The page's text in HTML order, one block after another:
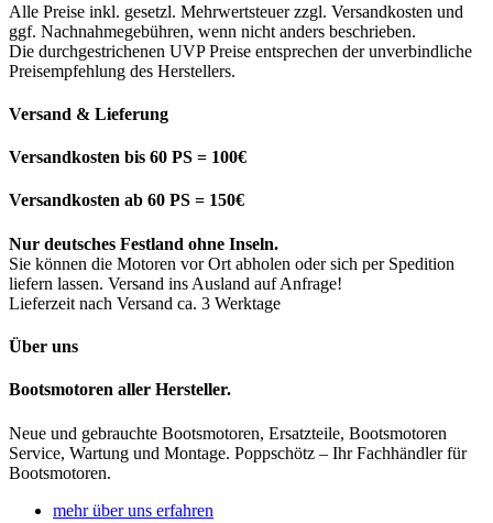
Alle Preise inkl. gesetzl. Mehrwertsteuer zzgl. Versandkosten und
ggf. Nachnahmegebühren, wenn nicht anders beschrieben.
Die durchgestrichenen UVP Preise entsprechen der unverbindliche
Preisempfehlung des Herstellers.
Versand & Lieferung
Versandkosten bis 60 PS = 100€
Versandkosten ab 60 PS = 150€
Nur deutsches Festland ohne Inseln.
Sie können die Motoren vor Ort abholen oder sich per Spedition
liefern lassen. Versand ins Ausland auf Anfrage!
Lieferzeit nach Versand ca. 3 Werktage
Über uns
Bootsmotoren aller Hersteller.
Neue und gebrauchte Bootsmotoren, Ersatzteile, Bootsmotoren
Service, Wartung und Montage. Poppschötz – Ihr Fachhändler für
Bootsmotoren.
mehr über uns erfahren